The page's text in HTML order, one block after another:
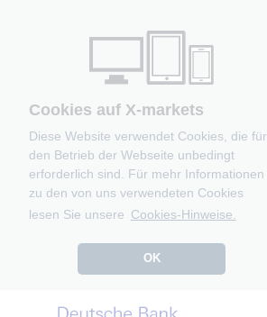
Cookies auf X-markets
Diese Website verwendet Cookies, die für
den Betrieb der Webseite unbedingt
erforderlich sind. Für mehr Informationen
zu den von uns verwendeten Cookies
lesen Sie unsere Cookies-Hinweise.
OK